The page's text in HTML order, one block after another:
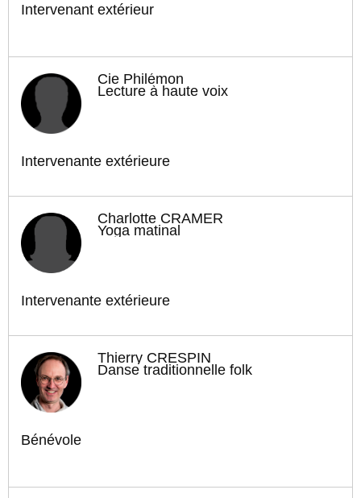
Intervenant extérieur
Cie Philémon
Lecture à haute voix
Intervenante extérieure
Charlotte CRAMER
Yoga matinal
Intervenante extérieure
Thierry CRESPIN
Danse traditionnelle folk
Bénévole